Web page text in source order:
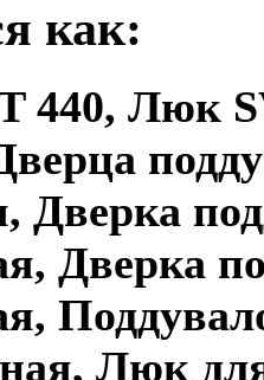
как:
440, Люк
Дверка
Дверка
Люк